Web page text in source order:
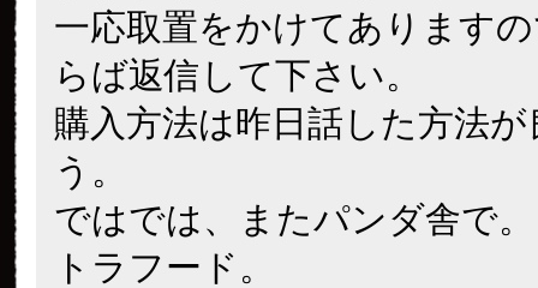
一応取置をかけてあります
らば返信して下さい。
購入方法は昨日話した方法
う。
ではでは、またパンダ舎で。
トラフード。